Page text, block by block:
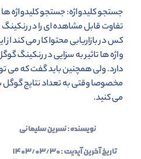
جستجو کلیدواژه: جستجو کلیدواژه
تفاوت قابل مشاهده ای را در
کس در بازاریابی محتوا کار می کند
واژه ها تاثیر به سزایی در رنکینگ
دارد. ولی همچنین باید گفت که می
مخصوصا وقتی به تعداد نتایج گوگل
می کنید.
نویسنده :نسرین سلیمانی
تاریخ آخرین آپدیت :۱۴۰۳/۰۳/۳۰